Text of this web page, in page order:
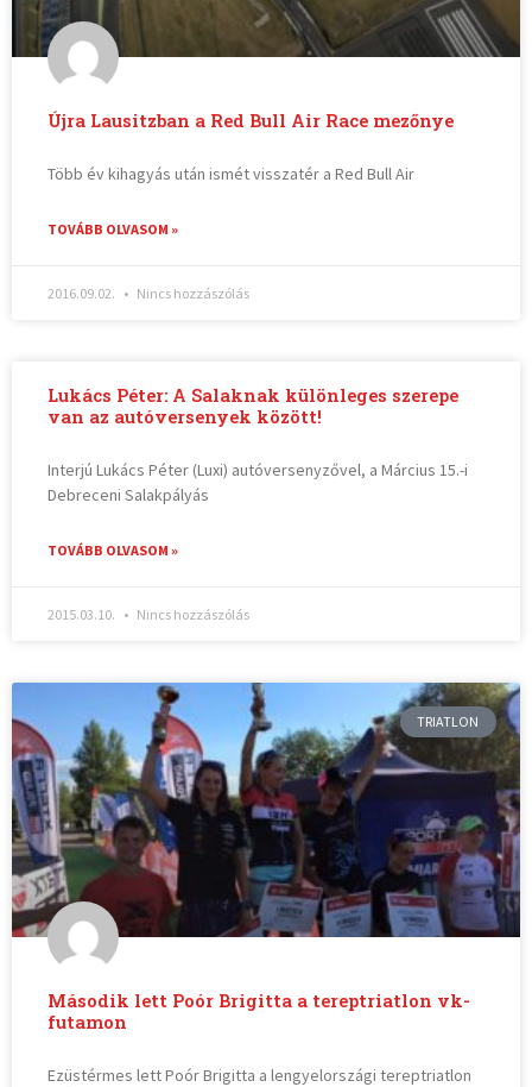
Újra Lausitzban a Red Bull Air Race mezőnye
Több év kihagyás után ismét visszatér a Red Bull Air
TOVÁBB OLVASOM »
2016.09.02. Nincs hozzászólás
Lukács Péter: A Salaknak különleges szerepe
van az autóversenyek között!
Interjú Lukács Péter (Luxi) autóversenyzővel, a Március 15.-i
Debreceni Salakpályás
TOVÁBB OLVASOM »
2015.03.10. Nincs hozzászólás
TRIATLON
Második lett Poór Brigitta a tereptriatlon vk-
futamon
Ezüstérmes lett Poór Brigitta a lengyelországi tereptriatlon